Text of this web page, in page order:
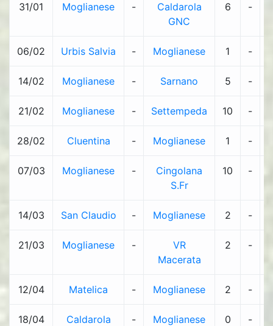
31/01 Moglianese -
Caldarola
GNC
6 -
06/02 Urbis Salvia - Moglianese 1 -
14/02 Moglianese - Sarnano 5 -
21/02 Moglianese - Settempeda 10 -
28/02 Cluentina - Moglianese 1 -
07/03 Moglianese -
Cingolana
S.Fr
10 -
14/03 San Claudio - Moglianese 2 -
21/03 Moglianese -
VR
Macerata
2 -
12/04 Matelica - Moglianese 2 -
18/04
Caldarola
- Moglianese 0 -